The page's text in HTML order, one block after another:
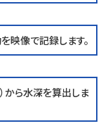
映像で記録します。
から水深を算出しま